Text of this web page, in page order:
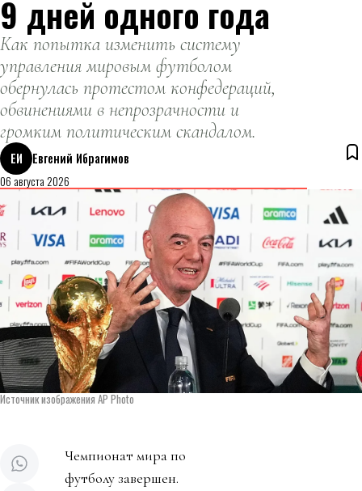
9 дней одного года
Как попытка изменить систему
управления мировым футболом
обернулась протестом конфедераций,
обвинениями в непрозрачности и
громким политическим скандалом.
ЕИ
Евгений Ибрагимов
06 августа 2026
Источник изображения AP Photo
Чемпионат мира по
футболу завершен.